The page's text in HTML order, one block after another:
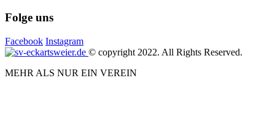
Folge uns
Facebook Instagram
© copyright 2022. All Rights Reserved.
MEHR ALS NUR EIN VEREIN